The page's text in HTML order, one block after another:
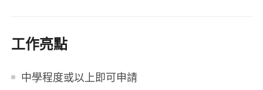
工作亮點
中學程度或以上即可申請